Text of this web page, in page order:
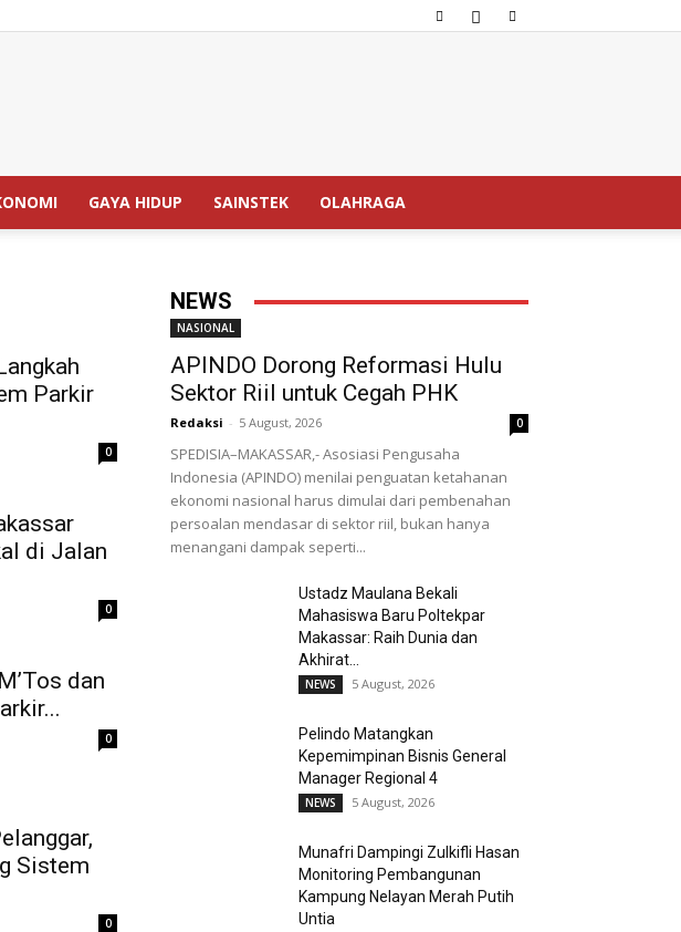
GAYA HIDUP SAINSTEK OLAHRAGA
Parkir
0
di Jalan
0
dan
0
Sistem
0
NEWS
NASIONAL
APINDO Dorong Reformasi Hulu
Sektor Riil untuk Cegah PHK
Redaksi - 5 August, 2026 0
SPEDISIA–MAKASSAR,- Asosiasi Pengusaha
Indonesia (APINDO) menilai penguatan ketahanan
ekonomi nasional harus dimulai dari pembenahan
persoalan mendasar di sektor riil, bukan hanya
menangani dampak seperti...
Ustadz Maulana Bekali
Mahasiswa Baru Poltekpar
Makassar: Raih Dunia dan
Akhirat...
NEWS 5 August, 2026
Pelindo Matangkan
Kepemimpinan Bisnis General
Manager Regional 4
NEWS 5 August, 2026
Munafri Dampingi Zulkifli Hasan
Monitoring Pembangunan
Kampung Nelayan Merah Putih
Untia